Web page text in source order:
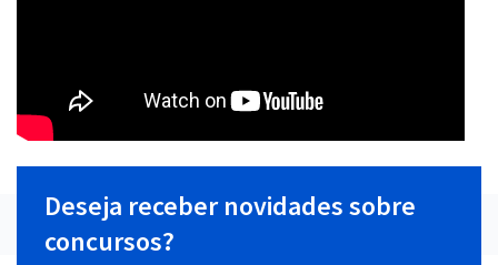
Deseja receber novidades sobre
concursos?